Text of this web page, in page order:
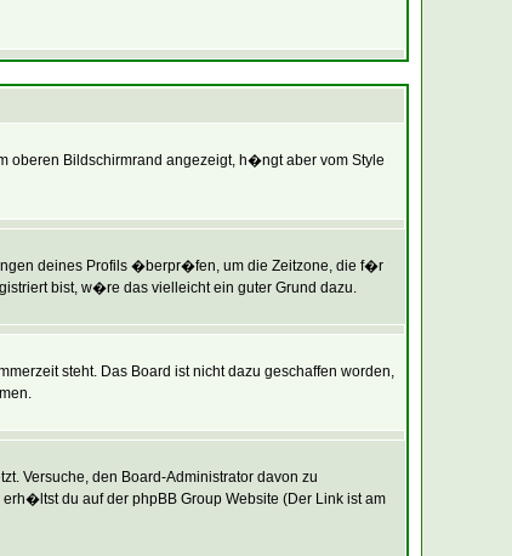
oberen Bildschirmrand angezeigt, h�ngt aber vom Style
deines Profils �berpr�fen, um die Zeitzone, die f�r
bist, w�re das vielleicht ein guter Grund dazu.
steht. Das Board ist nicht dazu geschaffen worden,
Versuche, den Board-Administrator davon zu
du auf der phpBB Group Website (Der Link ist am